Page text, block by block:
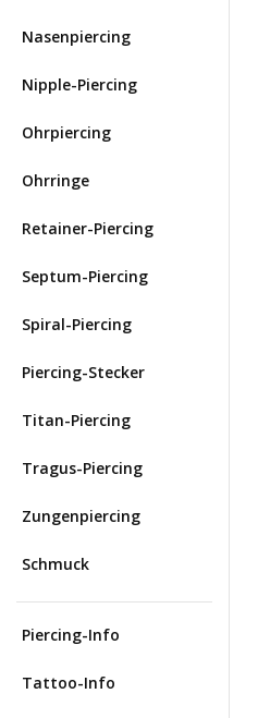
Nasenpiercing
Nipple-Piercing
Ohrpiercing
Ohrringe
Retainer-Piercing
Septum-Piercing
Spiral-Piercing
Piercing-Stecker
Titan-Piercing
Tragus-Piercing
Zungenpiercing
Schmuck
Piercing-Info
Tattoo-Info